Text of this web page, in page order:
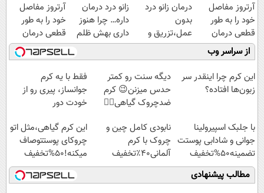
آرتروز مفاصل
خود را به طور
قطعی درمان
کنید!
◗پرسش‌نامه◖
درمان زانو درد
بدون
عمل،تزریق و
دارو
(◂پرسش‌نامه)
زانو درد درمان
داره… چرا هنوز
داری بهش ظلم
می‌کنی؟
آرتروز مفاصل
خود را به طور
قطعی درمان
کنید!
◂پرسش‌نامه▸
از سراسر وب
این کرم چرا اینقدر سر
زبون‌ها افتاده؟
دیگه سنت رو کمتر
حدس میزنن😉 کرم
ضدچروک گیاهی👈🏻
فقط با یه کرم
جوانساز، پیری رو از
خودت دور
با جلبک اسپیرولینا
جوانی و شادابی پوستت
تضمینه50%تخفیف
نابودی کامل چین و
چروک با کرم
آلمانی۴۰٪تخفیف
این کرم گیاهی،مثل اتو
چروکای پوستتوصاف
میکنه!50%تخفیف
مطالب پیشنهادی